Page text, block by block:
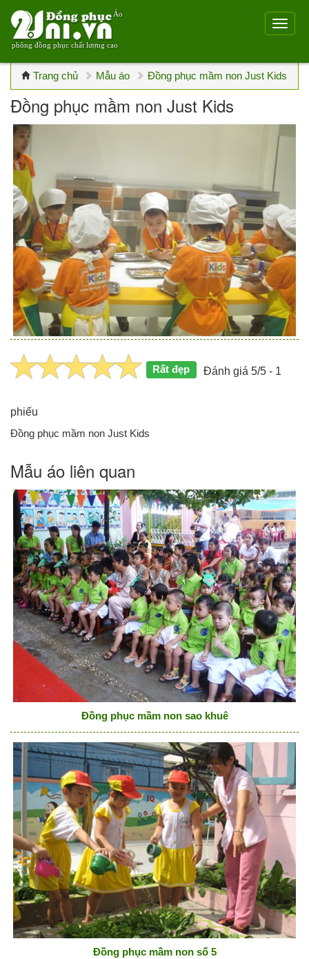
Áo
phông đồng phục chất lượng cao
Trang chủ Mẫu áo Đồng phục mầm non Just Kids
Đồng phục mầm non Just Kids
Rất đẹp Đánh giá 5/5 - 1
phiếu
Đồng phục mầm non Just Kids
Mẫu áo liên quan
Đồng phục mầm non sao khuê
Đồng phục mầm non số 5